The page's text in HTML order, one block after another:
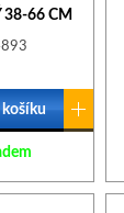
38-66 CM
košíku